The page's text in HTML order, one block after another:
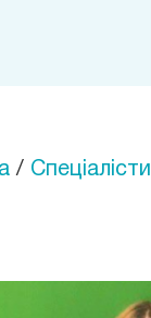
/ Спеціалісти